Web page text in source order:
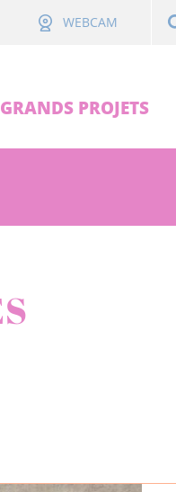
WEBCAM
GRANDS PROJETS